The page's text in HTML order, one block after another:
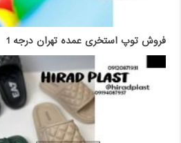
فروش توپ استخری عمده تهران درجه 1